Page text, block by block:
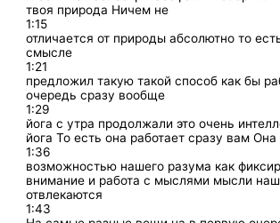
твоя природа Ничем не
1:15
отличается от природы абсолютно то
смысле
1:21
предложил такую такой способ как бы
очередь сразу вообще
1:29
йога с утра продолжали это очень
йога То есть она работает сразу вам Она
1:36
возможностью нашего разума как
внимание и работа с мыслями мысли
отвлекаются
1:43